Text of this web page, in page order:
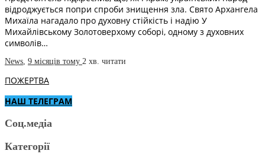
відроджується попри спроби знищення зла. Свято Архангела
Михаїла нагадало про духовну стійкість і надію У
Михайлівському Золотоверхому соборі, одному з духовних
символів…
News 9 місяців тому 2 хв. читати
ПОЖЕРТВА
НАШ ТЕЛЕГРАМ
Соц.медіа
Категорії